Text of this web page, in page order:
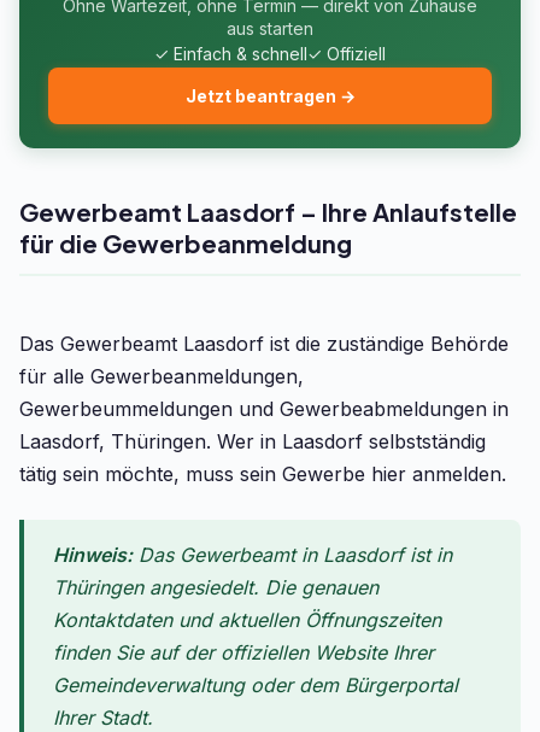
Ohne Wartezeit, ohne Termin — direkt von Zuhause
aus starten
✓ Einfach & schnell✓ Offiziell
Jetzt beantragen →
Gewerbeamt Laasdorf – Ihre Anlaufstelle
für die Gewerbeanmeldung
Das Gewerbeamt Laasdorf ist die zuständige Behörde
für alle Gewerbeanmeldungen,
Gewerbeummeldungen und Gewerbeabmeldungen in
Laasdorf, Thüringen. Wer in Laasdorf selbstständig
tätig sein möchte, muss sein Gewerbe hier anmelden.
Hinweis:Das Gewerbeamt in Laasdorf ist in
Thüringen angesiedelt. Die genauen
Kontaktdaten und aktuellen Öffnungszeiten
finden Sie auf der offiziellen Website Ihrer
Gemeindeverwaltung oder dem Bürgerportal
Ihrer Stadt.